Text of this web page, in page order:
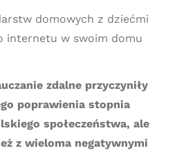
domowych z dziećmi
internetu w swoim domu
zdalne przyczyniły
poprawienia stopnia
społeczeństwa, ale
z wieloma negatywnymi